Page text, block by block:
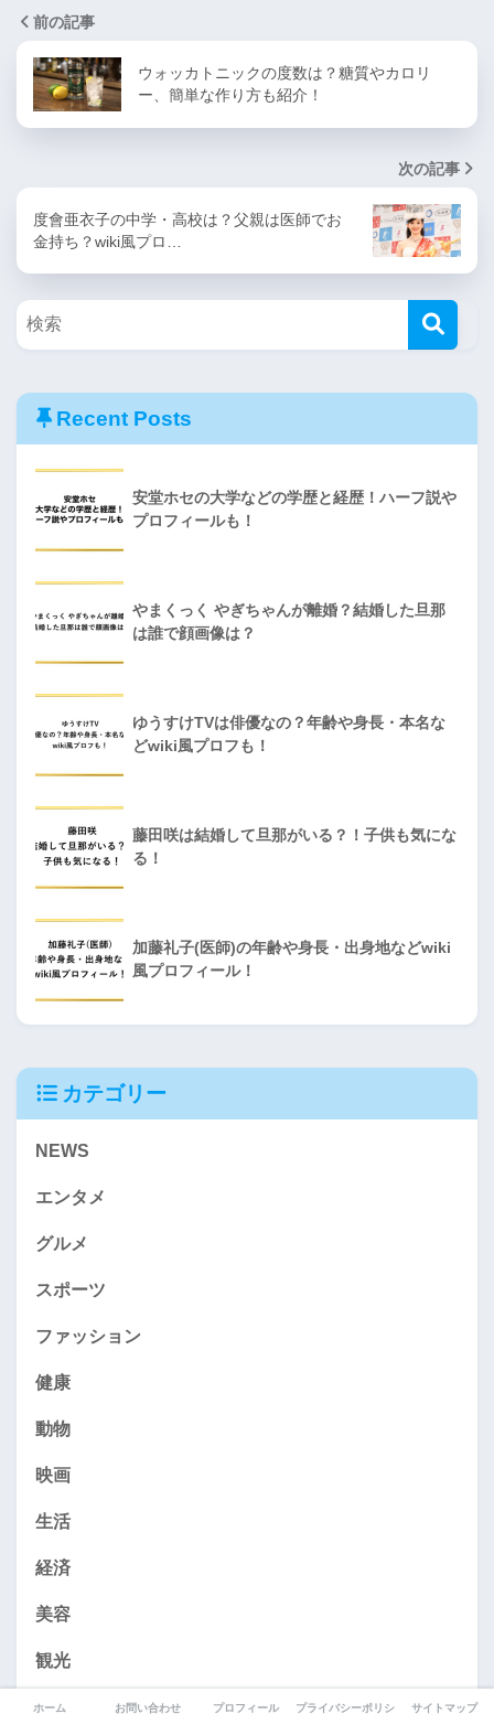
前の記事
ウォッカトニックの度数は？糖質やカロリ
ー、簡単な作り方も紹介！
次の記事
度會亜衣子の中学・高校は？父親は医師でお
金持ち？wiki風プロ…
Recent Posts
安堂ホセの大学などの学歴と経歴！ハーフ説や
プロフィールも！
やまくっく やぎちゃんが離婚？結婚した旦那
は誰で顔画像は？
ゆうすけTVは俳優なの？年齢や身長・本名な
どwiki風プロフも！
藤田咲は結婚して旦那がいる？！子供も気にな
る！
加藤礼子(医師)の年齢や身長・出身地などwiki
風プロフィール！
カテゴリー
NEWS
エンタメ
グルメ
スポーツ
ファッション
健康
動物
映画
生活
経済
美容
観光
音楽
ホーム お問い合わせ プロフィール プライバシーポリシー サイトマップ